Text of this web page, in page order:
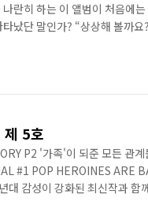
나란히 하는 이 앨범이 처음에
타났단 말인가? “상상해 볼까
희망의 빛을 줘요. 기쁘거나
직 # 자세한 본문 내용은 로
제 5호
P2 '가족'이 되준 모든 관
#1 POP HEROINES ARE
대 감성이 강화된 최신작과 함